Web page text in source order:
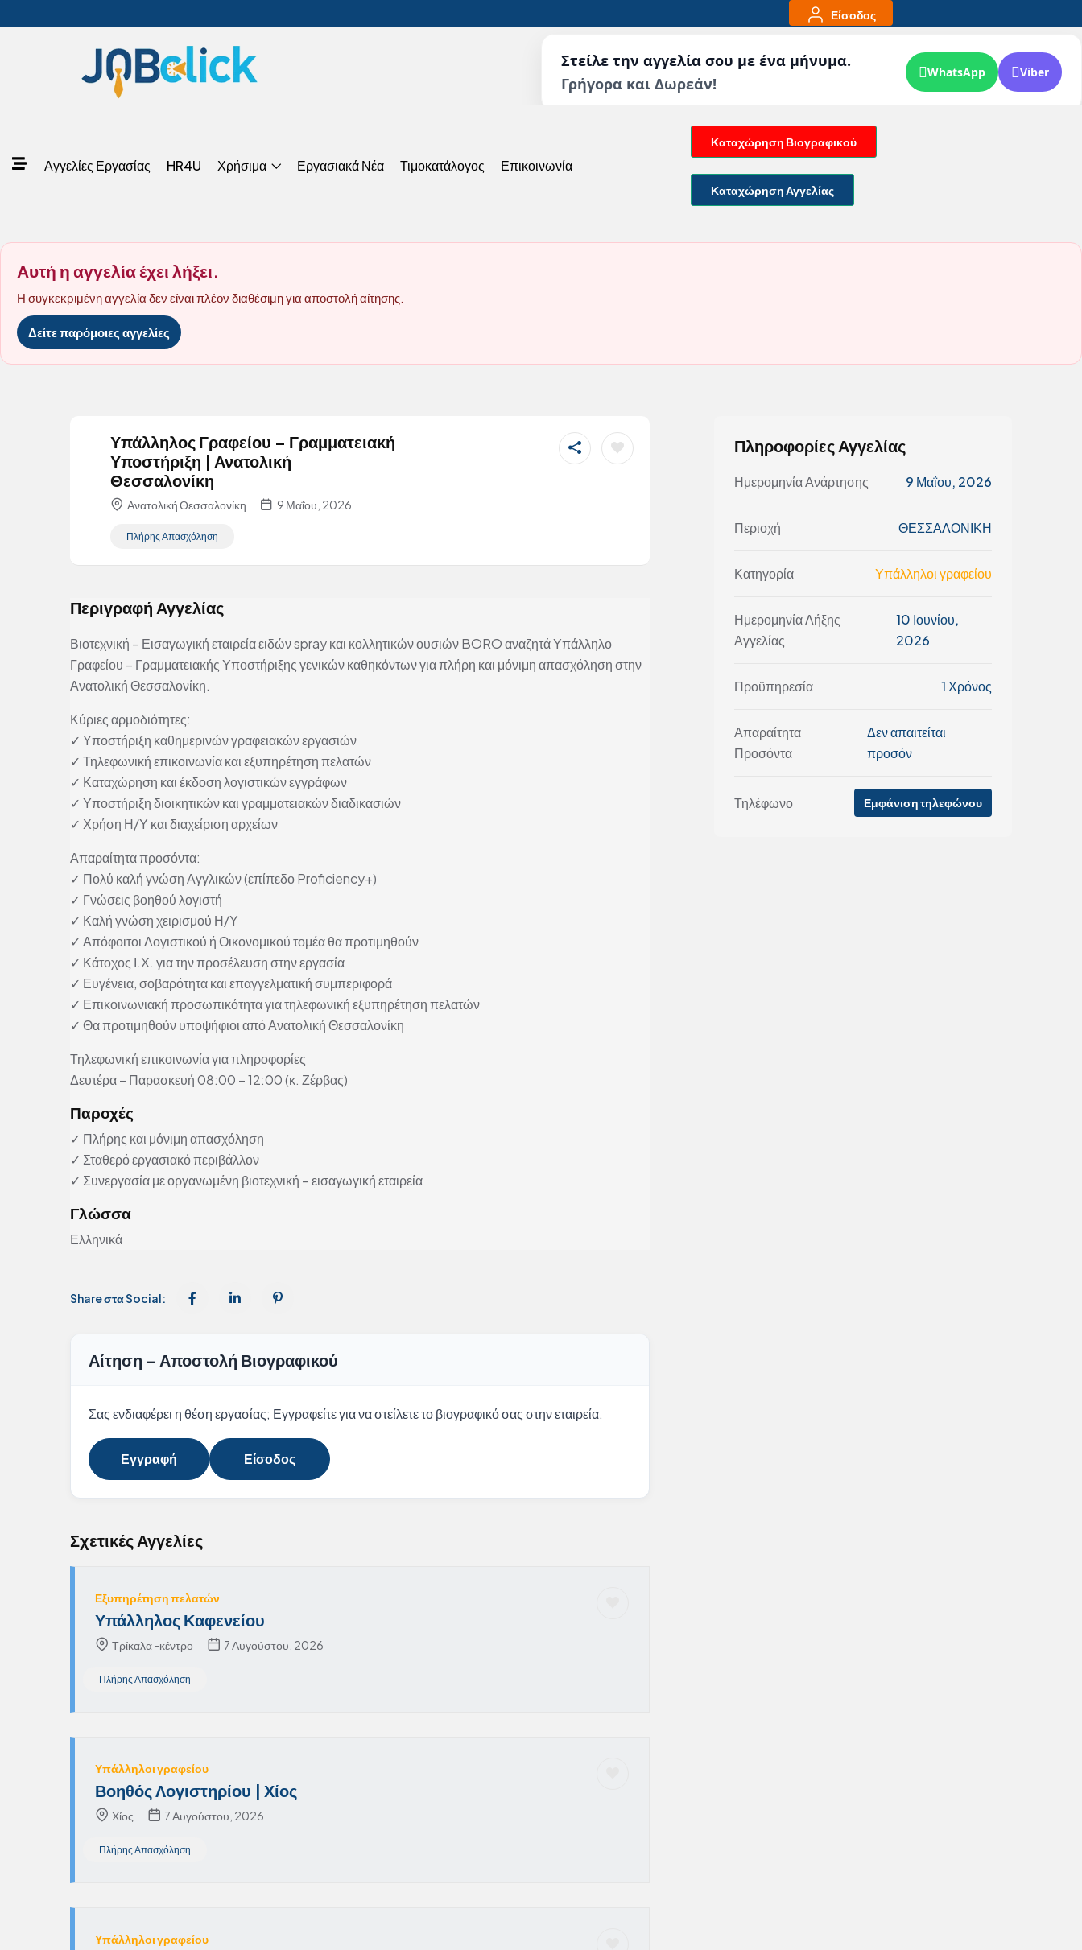
Είσοδος
Στείλε την αγγελία σου με ένα μήνυμα.
Γρήγορα και Δωρεάν!
WhatsApp Viber
Αγγελίες Εργασίας HR4U Χρήσιμα Εργασιακά Νέα Τιμοκατάλογος Επικοινωνία
Καταχώρηση Βιογραφικού
Καταχώρηση Αγγελίας
Αυτή η αγγελία έχει λήξει.
Η συγκεκριμένη αγγελία δεν είναι πλέον διαθέσιμη για αποστολή αίτησης.
Δείτε παρόμοιες αγγελίες
Υπάλληλος Γραφείου – Γραμματειακή
Υποστήριξη | Ανατολική
Θεσσαλονίκη
Ανατολική Θεσσαλονίκη 9 Μαΐου, 2026
Πλήρης Απασχόληση
Περιγραφή Αγγελίας
Βιοτεχνική – Εισαγωγική εταιρεία ειδών spray και κολλητικών ουσιών BORO αναζητά Υπάλληλο
Γραφείου – Γραμματειακής Υποστήριξης γενικών καθηκόντων για πλήρη και μόνιμη απασχόληση στην
Ανατολική Θεσσαλονίκη.
Κύριες αρμοδιότητες:
✓ Υποστήριξη καθημερινών γραφειακών εργασιών
✓ Τηλεφωνική επικοινωνία και εξυπηρέτηση πελατών
✓ Καταχώρηση και έκδοση λογιστικών εγγράφων
✓ Υποστήριξη διοικητικών και γραμματειακών διαδικασιών
✓ Χρήση Η/Υ και διαχείριση αρχείων
Απαραίτητα προσόντα:
✓ Πολύ καλή γνώση Αγγλικών (επίπεδο Proficiency+)
✓ Γνώσεις βοηθού λογιστή
✓ Καλή γνώση χειρισμού Η/Υ
✓ Απόφοιτοι Λογιστικού ή Οικονομικού τομέα θα προτιμηθούν
✓ Κάτοχος Ι.Χ. για την προσέλευση στην εργασία
✓ Ευγένεια, σοβαρότητα και επαγγελματική συμπεριφορά
✓ Επικοινωνιακή προσωπικότητα για τηλεφωνική εξυπηρέτηση πελατών
✓ Θα προτιμηθούν υποψήφιοι από Ανατολική Θεσσαλονίκη
Τηλεφωνική επικοινωνία για πληροφορίες
Δευτέρα – Παρασκευή 08:00 – 12:00 (κ. Ζέρβας)
Παροχές
✓ Πλήρης και μόνιμη απασχόληση
✓ Σταθερό εργασιακό περιβάλλον
✓ Συνεργασία με οργανωμένη βιοτεχνική – εισαγωγική εταιρεία
Γλώσσα
Ελληνικά
Share στα Social:
Αίτηση - Αποστολή Βιογραφικού
Σας ενδιαφέρει η θέση εργασίας; Εγγραφείτε για να στείλετε το βιογραφικό σας στην εταιρεία.
Εγγραφή Είσοδος
Σχετικές Αγγελίες
Εξυπηρέτηση πελατών
Υπάλληλος Καφενείου
Τρίκαλα -κέντρο 7 Αυγούστου, 2026
Πλήρης Απασχόληση
Υπάλληλοι γραφείου
Βοηθός Λογιστηρίου | Χίος
Χίος 7 Αυγούστου, 2026
Πλήρης Απασχόληση
Υπάλληλοι γραφείου
Πληροφορίες Αγγελίας
Ημερομηνία Ανάρτησης 9 Μαΐου, 2026
Περιοχή ΘΕΣΣΑΛΟΝΙΚΗ
Κατηγορία Υπάλληλοι γραφείου
Ημερομηνία Λήξης
Αγγελίας
10 Ιουνίου,
2026
Προϋπηρεσία 1 Χρόνος
Απαραίτητα
Προσόντα
Δεν απαιτείται
προσόν
Τηλέφωνο Εμφάνιση τηλεφώνου